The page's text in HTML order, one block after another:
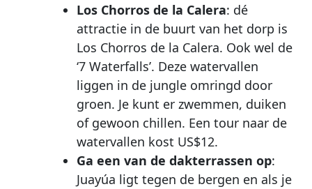
Los Chorros de la Calera: dé
attractie in de buurt van het dorp is
Los Chorros de la Calera. Ook wel de
‘7 Waterfalls’. Deze watervallen
liggen in de jungle omringd door
groen. Je kunt er zwemmen, duiken
of gewoon chillen. Een tour naar de
watervallen kost US$12.
Ga een van de dakterrassen op:
Juayúa ligt tegen de bergen en als je